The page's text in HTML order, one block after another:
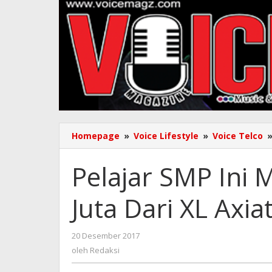
Homepage » Voice Lifestyle » Voice Telco »
Pelajar SMP Ini
Juta Dari XL
20 Desember 2017
oleh Redaksi